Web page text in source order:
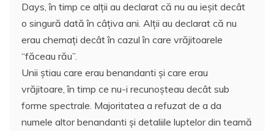
Days, în timp ce alţii au declarat că nu au ieşit decât
o singură dată în câţiva ani. Alţii au declarat că nu
erau chemaţi decât în cazul în care vrăjitoarele
“făceau rău”.
Unii ştiau care erau benandanti şi care erau
vrăjitoare, în timp ce nu-i recunoşteau decât sub
forme spectrale. Majoritatea a refuzat de a da
numele altor benandanti şi detaliile luptelor din teamă